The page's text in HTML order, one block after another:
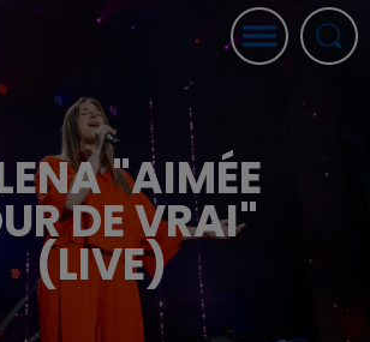
"AIMÉE
DE VRAI"
(LIVE)